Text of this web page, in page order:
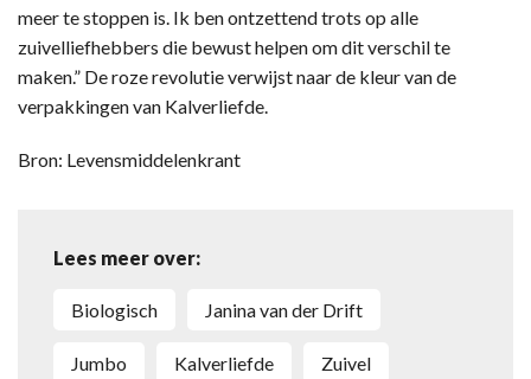
meer te stoppen is. Ik ben ontzettend trots op alle
zuivelliefhebbers die bewust helpen om dit verschil te
maken.” De roze revolutie verwijst naar de kleur van de
verpakkingen van Kalverliefde.
Bron: Levensmiddelenkrant
Lees meer over:
biologisch Janina van der Drift
Jumbo Kalverliefde zuivel